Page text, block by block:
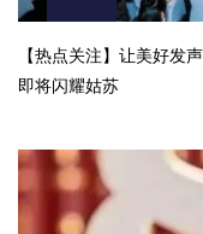
【热点关注】让美好发
即将闪耀姑苏